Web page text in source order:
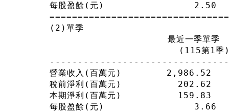
每股盈餘(元)
(2)單季
最近一季單季
(115第1季
營業收入(百萬元)
稅前淨利(百萬元)
本期淨利(百萬元)
每股盈餘(元)